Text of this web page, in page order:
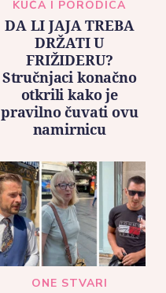
KUĆA I PORODICA
DA LI JAJA TREBA
DRŽATI U
FRIŽIDERU?
Stručnjaci konačno
otkrili kako je
pravilno čuvati ovu
namirnicu
ONE STVARI